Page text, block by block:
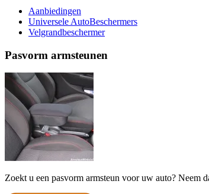
Aanbiedingen
Universele AutoBeschermers
Velgrandbeschermer
Pasvorm armsteunen
Zoekt u een pasvorm armsteun voor uw auto? Neem